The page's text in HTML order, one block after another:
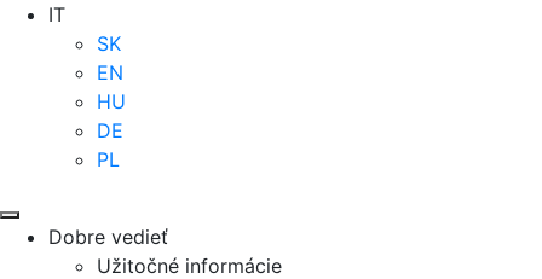
IT
SK
EN
HU
DE
PL
Dobre vedieť
Užitočné informácie